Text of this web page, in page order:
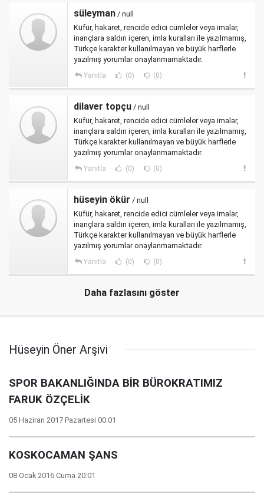
süleyman / null
Küfür, hakaret, rencide edici cümleler veya imalar,
inançlara saldırı içeren, imla kuralları ile yazılmamış,
Türkçe karakter kullanılmayan ve büyük harflerle
yazılmış yorumlar onaylanmamaktadır.
Yanıtla (0) (0)
dilaver topçu / null
Küfür, hakaret, rencide edici cümleler veya imalar,
inançlara saldırı içeren, imla kuralları ile yazılmamış,
Türkçe karakter kullanılmayan ve büyük harflerle
yazılmış yorumlar onaylanmamaktadır.
Yanıtla (0) (0)
hüseyin ökür / null
Küfür, hakaret, rencide edici cümleler veya imalar,
inançlara saldırı içeren, imla kuralları ile yazılmamış,
Türkçe karakter kullanılmayan ve büyük harflerle
yazılmış yorumlar onaylanmamaktadır.
Yanıtla (0) (0)
Daha fazlasını göster
Hüseyin Öner Arşivi
SPOR BAKANLIĞINDA BİR BÜROKRATIMIZ
FARUK ÖZÇELİK
05 Haziran 2017 Pazartesi 00:01
KOSKOCAMAN ŞANS
08 Ocak 2016 Cuma 20:01